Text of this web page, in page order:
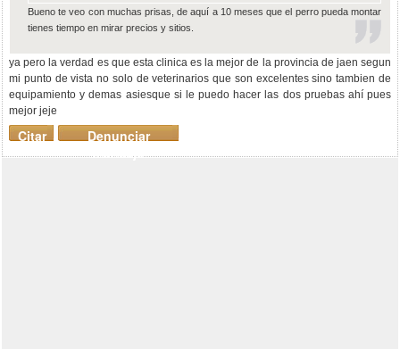
Bueno te veo con muchas prisas, de aquí a 10 meses que el perro pueda montar
tienes tiempo en mirar precios y sitios.
ya pero la verdad es que esta clinica es la mejor de la provincia de jaen segun
mi punto de vista no solo de veterinarios que son excelentes sino tambien de
equipamiento y demas asiesque si le puedo hacer las dos pruebas ahí pues
mejor jeje
Denunciar
mensaje
Citar